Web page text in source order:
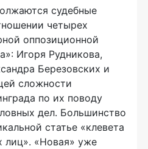
судебные
четырех
оппозиционной
Игоря Рудникова,
Березовских и
сложности
по их поводу
дел. Большинство
статье «клевета
лиц». «Новая» уже